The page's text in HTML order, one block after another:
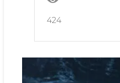
424